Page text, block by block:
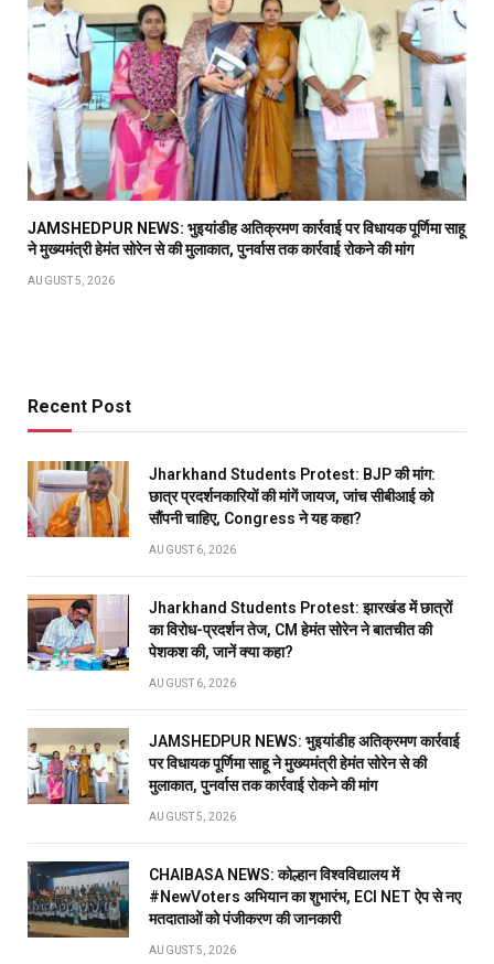
JAMSHEDPUR NEWS: भुइयांडीह अतिक्रमण कार्रवाई पर विधायक पूर्णिमा साहू
ने मुख्यमंत्री हेमंत सोरेन से की मुलाकात, पुनर्वास तक कार्रवाई रोकने की मांग
AUGUST 5, 2026
Recent Post
Jharkhand Students Protest: BJP की मांग:
छात्र प्रदर्शनकारियों की मांगें जायज, जांच सीबीआई को
सौंपनी चाहिए, Congress ने यह कहा?
AUGUST 6, 2026
Jharkhand Students Protest: झारखंड में छात्रों
का विरोध-प्रदर्शन तेज, CM हेमंत सोरेन ने बातचीत की
पेशकश की, जानें क्या कहा?
AUGUST 6, 2026
JAMSHEDPUR NEWS: भुइयांडीह अतिक्रमण कार्रवाई
पर विधायक पूर्णिमा साहू ने मुख्यमंत्री हेमंत सोरेन से की
मुलाकात, पुनर्वास तक कार्रवाई रोकने की मांग
AUGUST 5, 2026
CHAIBASA NEWS: कोल्हान विश्वविद्यालय में
#NewVoters अभियान का शुभारंभ, ECI NET ऐप से नए
मतदाताओं को पंजीकरण की जानकारी
AUGUST 5, 2026